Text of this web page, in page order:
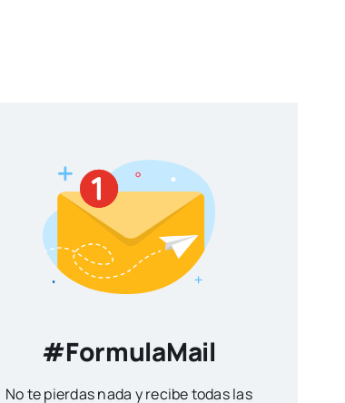
#FormulaMail
No te pierdas nada y recibe todas las